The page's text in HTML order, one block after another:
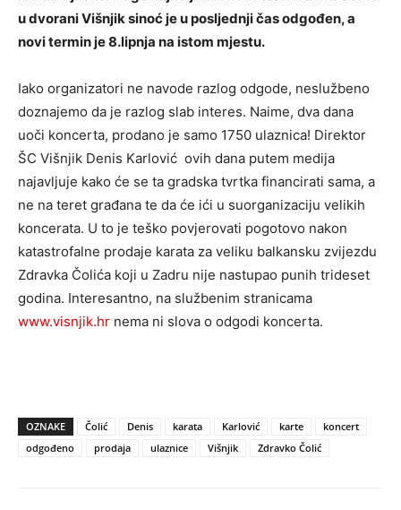
u dvorani Višnjik sinoć je u posljednji čas odgođen, a
novi termin je 8.lipnja na istom mjestu.
Iako organizatori ne navode razlog odgode, neslužbeno
doznajemo da je razlog slab interes. Naime, dva dana
uoči koncerta, prodano je samo 1750 ulaznica! Direktor
ŠC Višnjik Denis Karlović ovih dana putem medija
najavljuje kako će se ta gradska tvrtka financirati sama, a
ne na teret građana te da će ići u suorganizaciju velikih
koncerata. U to je teško povjerovati pogotovo nakon
katastrofalne prodaje karata za veliku balkansku zvijezdu
Zdravka Čolića koji u Zadru nije nastupao punih trideset
godina. Interesantno, na službenim stranicama
www.visnjik.hr nema ni slova o odgodi koncerta.
OZNAKE Čolić Denis karata Karlović karte
koncert
odgođeno
prodaja ulaznice Višnjik Zdravko Čolić